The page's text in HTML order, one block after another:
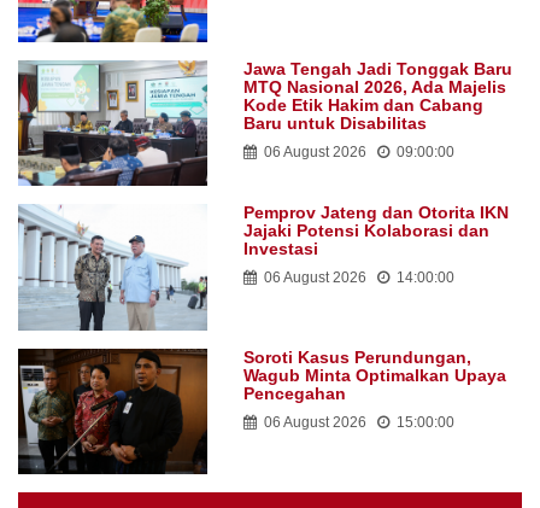
Jawa Tengah Jadi Tonggak Baru
MTQ Nasional 2026, Ada Majelis
Kode Etik Hakim dan Cabang
Baru untuk Disabilitas
06 August 2026 09:00:00
Pemprov Jateng dan Otorita IKN
Jajaki Potensi Kolaborasi dan
Investasi
06 August 2026 14:00:00
Soroti Kasus Perundungan,
Wagub Minta Optimalkan Upaya
Pencegahan
06 August 2026 15:00:00